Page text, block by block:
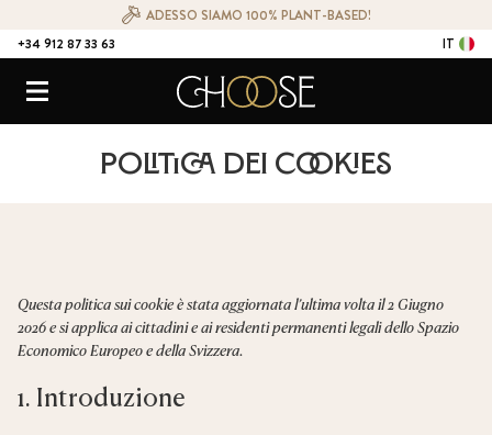
ADESSO SIAMO 100% PLANT-BASED!
+34 912 87 33 63
IT
Menu Choose Ristorante Naturale
Politica dei cookies
Questa politica sui cookie è stata aggiornata l’ultima volta il 2 Giugno
2026 e si applica ai cittadini e ai residenti permanenti legali dello Spazio
Economico Europeo e della Svizzera.
1. Introduzione